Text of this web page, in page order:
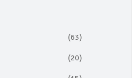
(63)
(20)